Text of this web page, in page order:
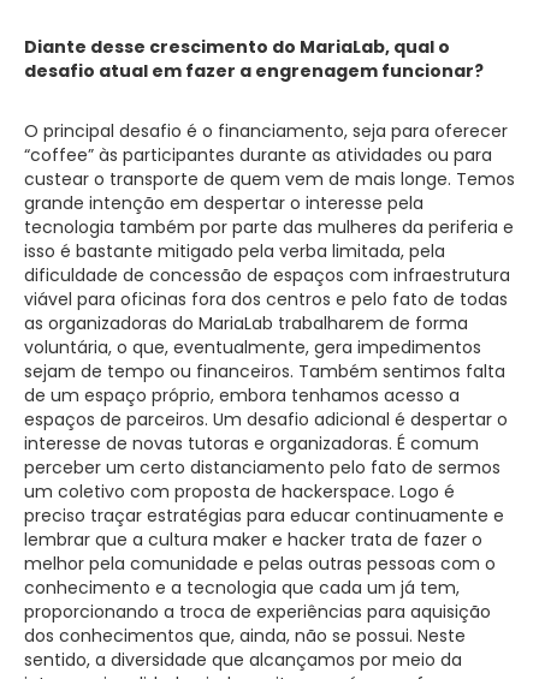
Diante desse crescimento do MariaLab, qual o
desafio atual em fazer a engrenagem funcionar?
O principal desafio é o financiamento, seja para oferecer
“coffee” às participantes durante as atividades ou para
custear o transporte de quem vem de mais longe. Temos
grande intenção em despertar o interesse pela
tecnologia também por parte das mulheres da periferia e
isso é bastante mitigado pela verba limitada, pela
dificuldade de concessão de espaços com infraestrutura
viável para oficinas fora dos centros e pelo fato de todas
as organizadoras do MariaLab trabalharem de forma
voluntária, o que, eventualmente, gera impedimentos
sejam de tempo ou financeiros. Também sentimos falta
de um espaço próprio, embora tenhamos acesso a
espaços de parceiros. Um desafio adicional é despertar o
interesse de novas tutoras e organizadoras. É comum
perceber um certo distanciamento pelo fato de sermos
um coletivo com proposta de hackerspace. Logo é
preciso traçar estratégias para educar continuamente e
lembrar que a cultura maker e hacker trata de fazer o
melhor pela comunidade e pelas outras pessoas com o
conhecimento e a tecnologia que cada um já tem,
proporcionando a troca de experiências para aquisição
dos conhecimentos que, ainda, não se possui. Neste
sentido, a diversidade que alcançamos por meio da